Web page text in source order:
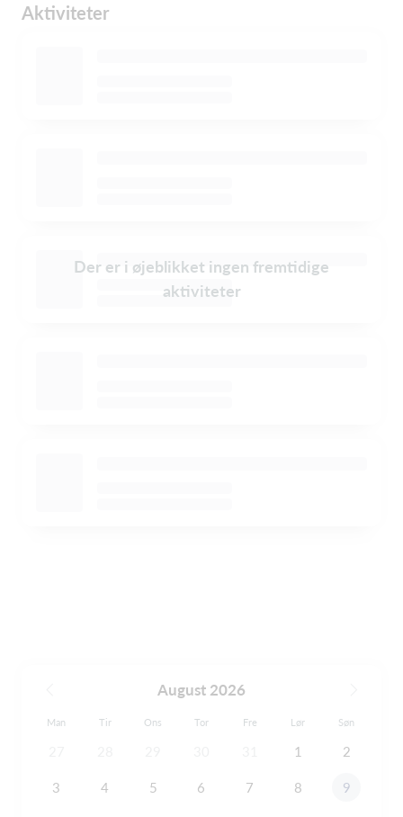
Aktiviteter
Der er i øjeblikket ingen fremtidige
aktiviteter
August 2026
Man Tir Ons Tor Fre Lør Søn
1 2
3 4 5 6 7 8 9